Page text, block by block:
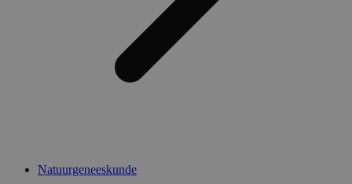
Natuurgeneeskunde